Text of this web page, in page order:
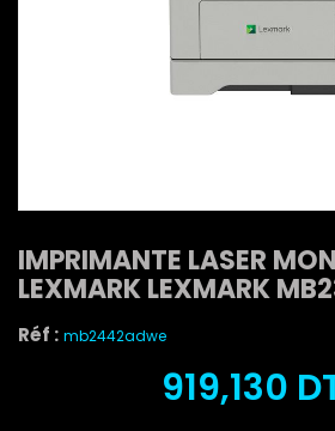
IMPRIMANTE LASER
LEXMARK LEXMARK
Réf : mb2442adwe
919,130